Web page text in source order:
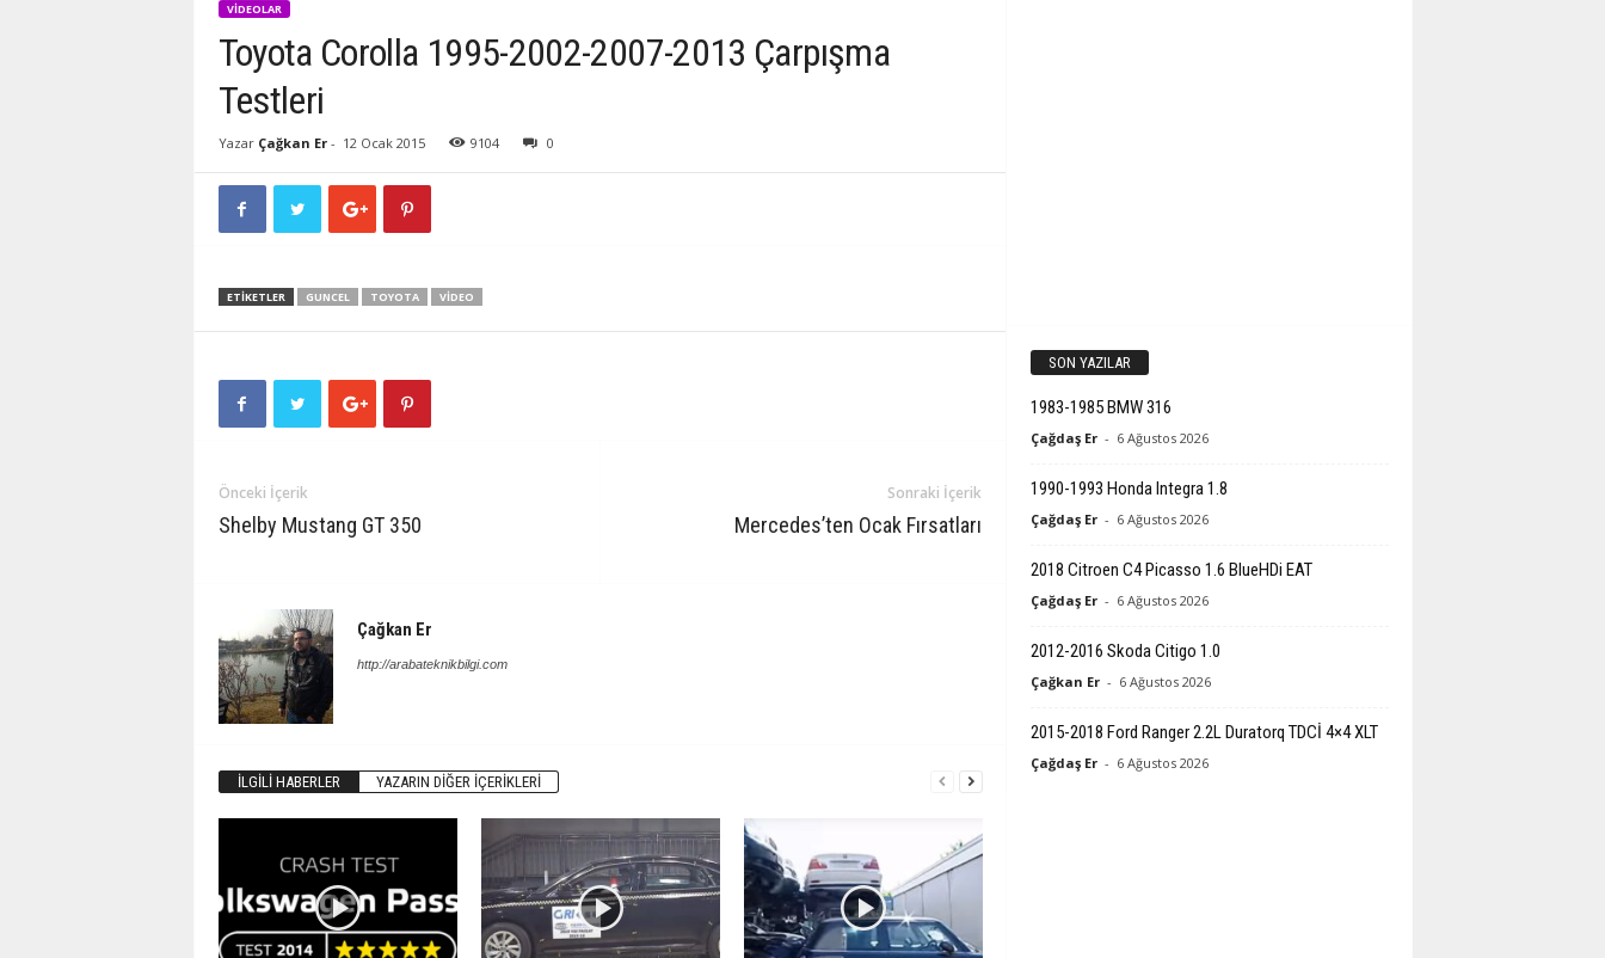
VIDEOLAR
Toyota Corolla 1995-2002-2007-2013 Çarpışma
Testleri
Yazar Çağkan Er- 12 Ocak 2015 9104 0
ETIKETLER GUNCEL TOYOTA VIDEO
Önceki İçerik
Shelby Mustang GT 350
Sonraki İçerik
Mercedes’ten Ocak Fırsatları
Çağkan Er
http://arabateknikbilgi.com
İLGILI HABERLER YAZARIN DIĞER İÇERIKLERI
SON YAZILAR
1983-1985 BMW 316
Çağdaş Er - 6 Ağustos 2026
1990-1993 Honda Integra 1.8
Çağdaş Er - 6 Ağustos 2026
2018 Citroen C4 Picasso 1.6 BlueHDi EAT
Çağdaş Er - 6 Ağustos 2026
2012-2016 Skoda Citigo 1.0
Çağkan Er - 6 Ağustos 2026
2015-2018 Ford Ranger 2.2L Duratorq TDCİ 4×4 XLT
Çağdaş Er - 6 Ağustos 2026